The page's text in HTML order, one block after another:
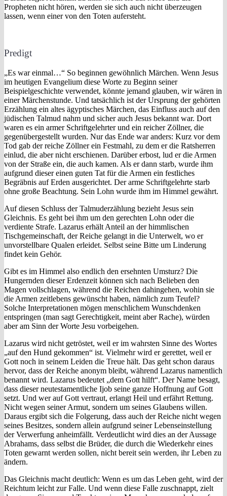
Propheten nicht hören, werden sie sich auch nicht überzeugen
lassen, wenn einer von den Toten aufersteht.
Predigt
„Es war einmal…“ So beginnen gewöhnlich Märchen. Wenn Jesus
im heutigen Evangelium diese Worte zu Beginn seiner
Beispielgeschichte verwendet, könnte jemand glauben, wir wären in
einer Märchenstunde. Und tatsächlich ist der Ursprung der gehörten
Erzählung ein altes ägyptisches Märchen, das Einfluss auch auf den
jüdischen Talmud nahm und sicher auch Jesus bekannt war. Dort
waren es ein armer Schriftgelehrter und ein reicher Zöllner, die
gegenübergestellt wurden. Nur das Ende war anders: Kurz vor dem
Tod gab der reiche Zöllner ein Festmahl, zu dem er die Ratsherren
einlud, die aber nicht erschienen. Darüber erbost, lud er die Armen
von der Straße ein, die auch kamen. Als er dann starb, wurde ihm
aufgrund dieser einen guten Tat für die Armen ein festliches
Begräbnis auf Erden ausgerichtet. Der arme Schriftgelehrte starb
ohne große Beachtung. Sein Lohn wurde ihm im Himmel gewährt.
Auf diesen Schluss der Talmuderzählung bezieht Jesus sein
Gleichnis. Es geht bei ihm um den gerechten Lohn oder die
verdiente Strafe. Lazarus erhält Anteil an der himmlischen
Tischgemeinschaft, der Reiche gelangt in die Unterwelt, wo er
unvorstellbare Qualen erleidet. Selbst seine Bitte um Linderung
findet kein Gehör.
Gibt es im Himmel also endlich den ersehnten Umsturz? Die
Hungernden dieser Erdenzeit können sich nach Belieben den
Magen vollschlagen, während die Reichen dahingehen, wohin sie
die Armen zeitlebens gewünscht haben, nämlich zum Teufel?
Solche Interpretationen mögen menschlichem Wunschdenken
entspringen (man sagt Gerechtigkeit, meint aber Rache), würden
aber am Sinn der Worte Jesu vorbeigehen.
Lazarus wird nicht getröstet, weil er im wahrsten Sinne des Wortes
„auf den Hund gekommen“ ist. Vielmehr wird er gerettet, weil er
Gott noch in seinem Leiden die Treue hält. Das geht schon daraus
hervor, dass der Reiche anonym bleibt, während Lazarus namentlich
benannt wird. Lazarus bedeutet „dem Gott hilft“. Der Name besagt,
dass dieser neutestamentliche Ijob seine ganze Hoffnung auf Gott
setzt. Und wer auf Gott vertraut, erlangt Heil und erfährt Rettung.
Nicht wegen seiner Armut, sondern um seines Glaubens willen.
Daraus ergibt sich die Folgerung, dass auch der Reiche nicht wegen
seines Besitzes, sondern allein aufgrund seiner Lebenseinstellung
der Verwerfung anheimfällt. Verdeutlicht wird dies an der Aussage
Abrahams, dass selbst die Brüder, die durch die Wiederkehr eines
Toten gewarnt werden sollen, nicht bereit sein werden, ihr Leben zu
ändern.
Das Gleichnis macht deutlich: Wenn es um das Leben geht, wird der
Reichtum leicht zur Falle. Und wenn diese Falle zuschnappt, zielt